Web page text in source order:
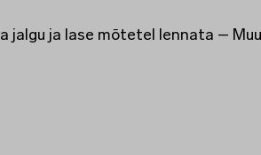
jalgu ja lase mõtetel lennata –